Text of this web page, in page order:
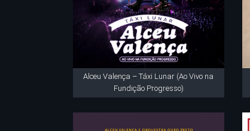
Alceu Valença – Táxi Lunar (Ao Vivo na
Fundição Progresso)